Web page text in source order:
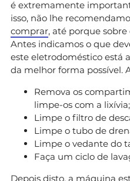
é extremamente
isso, não lhe
comprar, até porque
Antes indicamos o que
este eletrodoméstico está
da melhor forma possível.
Remova os
limpe-os com a lixívia;
Limpe o filtro de
Limpe o tubo de
Limpe o vedante do
Faça um ciclo de
Depois disto, a máquina